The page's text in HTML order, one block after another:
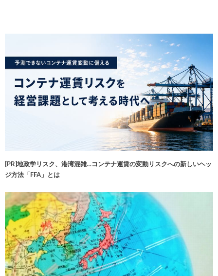
[PR]地政学リスク、港湾混雑…コンテナ運賃の変動リスクへの新しいヘッ
ジ方法「FFA」とは